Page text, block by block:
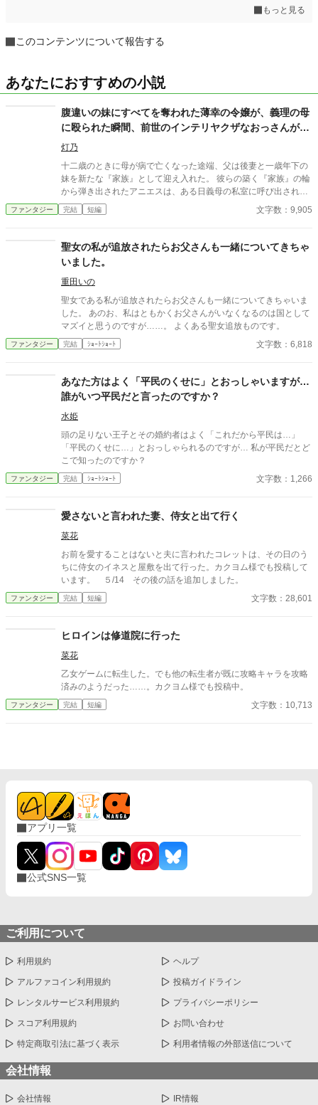
もっと見る
このコンテンツについて報告する
あなたにおすすめの小説
腹違いの妹にすべてを奪われた薄幸の令嬢が、義理の母
に殴られた瞬間、前世のインテリヤクザなおっさんがぶ
ちギレた場合。
灯乃
十二歳のときに母が病で亡くなった途端、父は後妻と一歳年下の
妹を新たな『家族』として迎え入れた。 彼らの築く『家族』の輪
から弾き出されたアニエスは、ある日義母の私室に呼び出され―
―。 タイトル通りのおっさんコメディーです。
ファンタジー 完結 短編 文字数：9,905
聖女の私が追放されたらお父さんも一緒についてきちゃ
いました。
重田いの
聖女である私が追放されたらお父さんも一緒についてきちゃいま
した。 あのお、私はともかくお父さんがいなくなるのは国として
マズイと思うのですが……。 よくある聖女追放ものです。
ファンタジー 完結 ｼｮｰﾄｼｮｰﾄ 文字数：6,818
あなた方はよく「平民のくせに」とおっしゃいますが…
誰がいつ平民だと言ったのですか？
水姫
頭の足りない王子とその婚約者はよく「これだから平民は…」
「平民のくせに…」とおっしゃられるのですが… 私が平民だとど
こで知ったのですか？
ファンタジー 完結 ｼｮｰﾄｼｮｰﾄ 文字数：1,266
愛さないと言われた妻、侍女と出て行く
菜花
お前を愛することはないと夫に言われたコレットは、その日のう
ちに侍女のイネスと屋敷を出て行った。カクヨム様でも投稿して
います。 ５/14 その後の話を追加しました。
ファンタジー 完結 短編 文字数：28,601
ヒロインは修道院に行った
菜花
乙女ゲームに転生した。でも他の転生者が既に攻略キャラを攻略
済みのようだった……。カクヨム様でも投稿中。
ファンタジー 完結 短編 文字数：10,713
アプリ一覧
公式SNS一覧
ご利用について
利用規約 ヘルプ
アルファコイン利用規約 投稿ガイドライン
レンタルサービス利用規約 プライバシーポリシー
スコア利用規約 お問い合わせ
特定商取引法に基づく表示 利用者情報の外部送信について
会社情報
会社情報 IR情報